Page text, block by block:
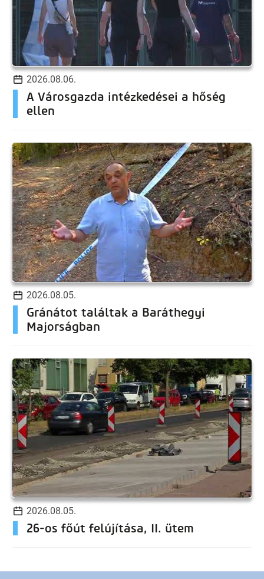
2026.08.06.
A Városgazda intézkedései a hőség
ellen
2026.08.05.
Gránátot találtak a Baráthegyi
Majorságban
2026.08.05.
26-os főút felújítása, II. ütem